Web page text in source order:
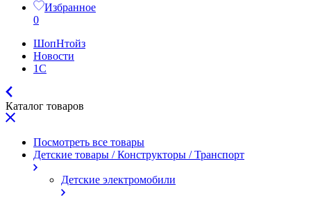
Избранное
0
ШопНтойз
Новости
1C
Каталог товаров
Посмотреть все товары
Детские товары / Конструкторы / Транспорт
Детские электромобили